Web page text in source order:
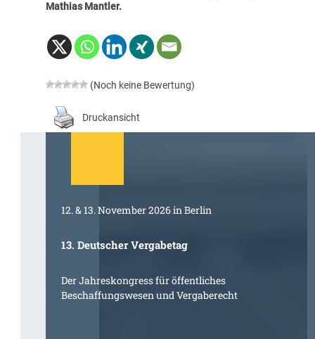
Mathias Mantler.
(Noch keine Bewertung)
Druckansicht
12. & 13. November 2026 in Berlin
13. Deutscher Vergabetag
Der Jahreskongress für öffentliches
Beschaffungswesen und Vergaberecht